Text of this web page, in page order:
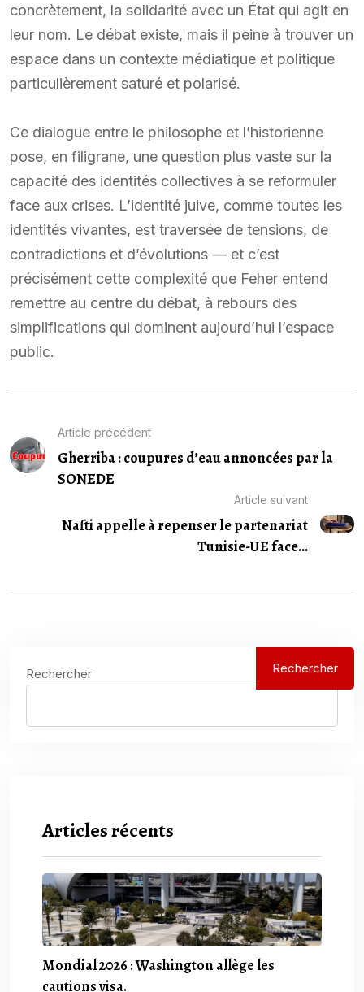
concrètement, la solidarité avec un État qui agit en
leur nom. Le débat existe, mais il peine à trouver un
espace dans un contexte médiatique et politique
particulièrement saturé et polarisé.
Ce dialogue entre le philosophe et l’historienne
pose, en filigrane, une question plus vaste sur la
capacité des identités collectives à se reformuler
face aux crises. L’identité juive, comme toutes les
identités vivantes, est traversée de tensions, de
contradictions et d’évolutions — et c’est
précisément cette complexité que Feher entend
remettre au centre du débat, à rebours des
simplifications qui dominent aujourd’hui l’espace
public.
Article précédent
Gherriba : coupures d’eau annoncées par la
SONEDE
Article suivant
Nafti appelle à repenser le partenariat
Tunisie-UE face...
Rechercher Rechercher
Articles récents
Mondial 2026 : Washington allège les
cautions visa.